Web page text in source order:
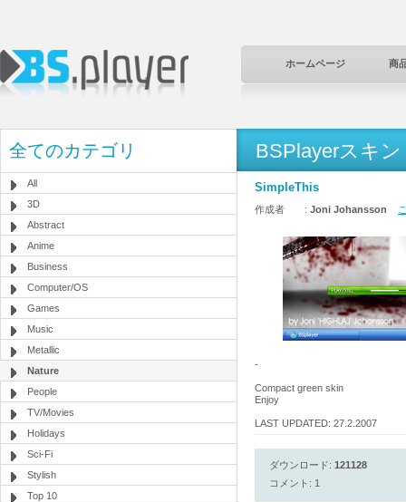
ホームページ 商
全てのカテゴリ
All
3D
Abstract
Anime
Business
Computer/OS
Games
Music
Metallic
Nature
People
TV/Movies
Holidays
Sci-Fi
Stylish
Top 10
BSPlayerスキン
SimpleThis
作成者 : Joni Johansson
-
Compact green skin
Enjoy
LAST UPDATED: 27.2.2007
ダウンロード: 121128
コメント: 1